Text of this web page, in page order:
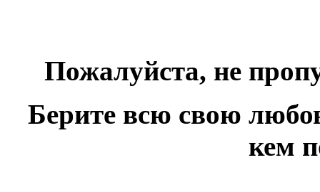
Пожалуйста, не
Берите всю свою
кем